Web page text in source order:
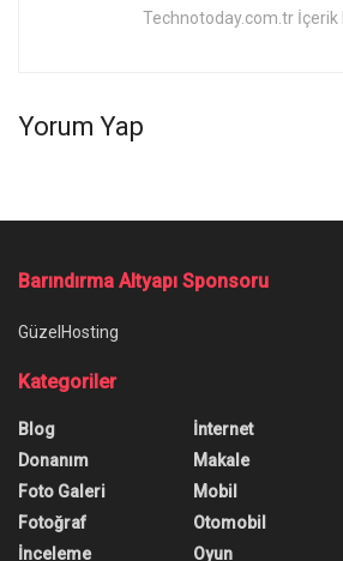
Technotoday.com.tr İçerik
Yorum Yap
Barındırma Altyapı Sponsoru
GüzelHosting
Kategoriler
Blog
Donanım
Foto Galeri
Fotoğraf
İnceleme
İnternet
Makale
Mobil
Otomobil
Oyun